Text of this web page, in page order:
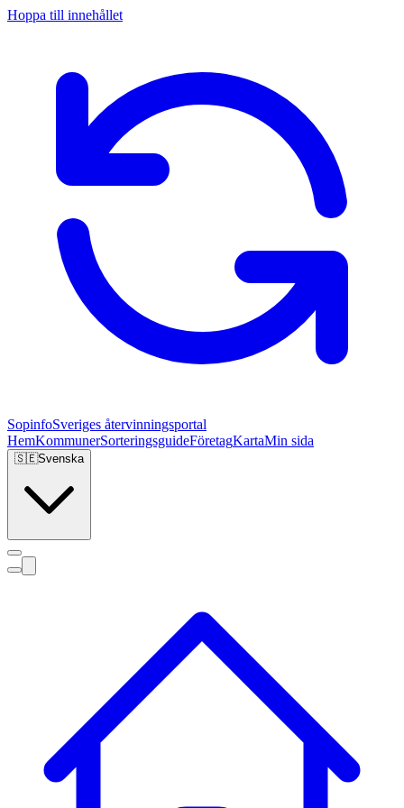
Hoppa till innehållet
SopinfoSveriges återvinningsportal
HemKommunerSorteringsguideFöretagKartaMin sida
🇸🇪Svenska